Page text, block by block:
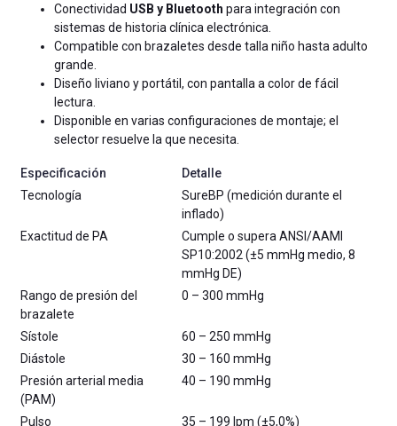
Conectividad USB y Bluetooth para integración con
sistemas de historia clínica electrónica.
Compatible con brazaletes desde talla niño hasta adulto
grande.
Diseño liviano y portátil, con pantalla a color de fácil
lectura.
Disponible en varias configuraciones de montaje; el
selector resuelve la que necesita.
Especificación
Detalle
Tecnología
SureBP (medición durante el
inflado)
Exactitud de PA
Cumple o supera ANSI/AAMI
SP10:2002 (±5 mmHg medio, 8
mmHg DE)
Rango de presión del
brazalete
0 – 300 mmHg
Sístole
60 – 250 mmHg
Diástole
30 – 160 mmHg
Presión arterial media
(PAM)
40 – 190 mmHg
Pulso 35 – 199 lpm (±5,0%)